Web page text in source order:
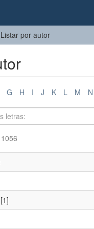
Listar por autor
G H I J K L M N
[1]